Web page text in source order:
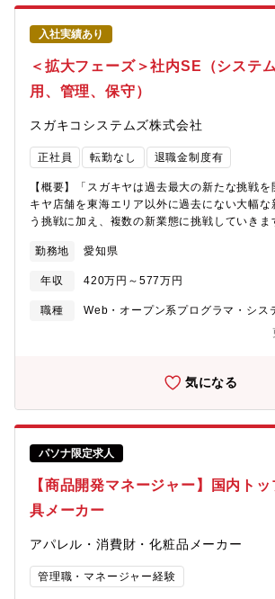
ようになります。従来の自動車メーカー中心
が主導する新たなエコシステムへの移行が求め
の進化には、組込みシステムとIT領域の融合が
ループは、その両分野に知見を持つ業界でも稀
グローバルの先進技術を掛け合わせ、IT企業な
ィとモビリティサービスの実現を目指していま
ます。この革新的な事業の推進に向けて、熱意
財を募集します。【職務内容・担当業務】ご参
歴に基づき、次の業務に携わっていただきます
の性能を更新できる次世代の車）対応の新規事
関連の自社製品およびクラウドサービスの企画
及び国内・海外展開のためのパートナシップ構
ケティング、戦略的プロモーション【このポジ
連企業と共創し、国際的な舞台での活躍が期待
出し、社会課題解決に貢献できます。・キャリ
トリーダーや部門マネージャーとしてのキャ
入社実績あり
＜拡大フェーズ＞社内SE（システ
用、管理、保守）
スガキコシステムズ株式会社
正社員 転勤なし 退職金制度有
【概要】「スガキヤは過去最大の新たな挑戦
キヤ店舗を東海エリア以外に過去にない大幅な
う挑戦に加え、複数の新業態に挑戦していきま
の内容】東海エリア中心に「ラーメンと甘党の
開する当社にて、事業運営に必要な各種システ
管理、保守をお任せします。【業務詳細】・基
発／運用／保守・店舗レジシステム等の運用／
く、実務を通して知識を増やす／スキルを高め
る事が重要視される環境の為、様々な経験と知
が可能です。【当社について】主に大型ショッ
のフードコートを中心に店舗展開をしている
を店舗展開しています。ラーメン「スガキヤ
中心に関西地域含め280店以上を直営展開して
チェーンストアとして、すべてはお客様の満足
に注力しています。近年では、ショッピング
ミューズメント施設や大学構内などにも広が
【企業魅力】【挑戦できる“成長フェーズの本社
開を加速中。本社部門はまさに企業変革の中心
や仕組み化など、企画レベルから事業成長に関
です。【多彩なキャリア×専門性の深化】人事
勤務地 愛知県
年収 420万円～577万円
職種
Web・オープン系プログラマ・シス
気になる
パソナ限定求人
【商品開発マネージャー】国内ト
具メーカー
アパレル・消費財・化粧品メーカー
管理職・マネージャー経験